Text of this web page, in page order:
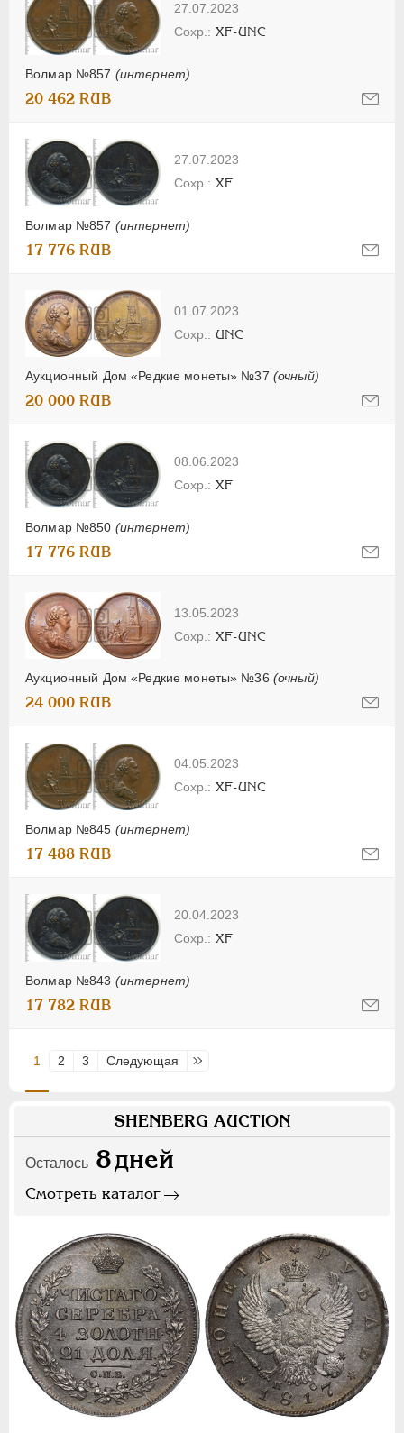
27.07.2023
Волмар №857 (интернет)
XF-UNC
20 462 RUB
27.07.2023
Волмар №857 (интернет)
XF
17 776 RUB
01.07.2023
Аукционный Дом «Редкие монеты» №37 (очный)
UNC
20 000 RUB
08.06.2023
Волмар №850 (интернет)
XF
17 776 RUB
13.05.2023
Аукционный Дом «Редкие монеты» №36 (очный)
XF-UNC
24 000 RUB
04.05.2023
Волмар №845 (интернет)
XF-UNC
17 488 RUB
20.04.2023
Волмар №843 (интернет)
XF
17 782 RUB
1 2 3 Следующая Последняя
SHENBERG AUCTION
Осталось 8дней
Смотреть каталог